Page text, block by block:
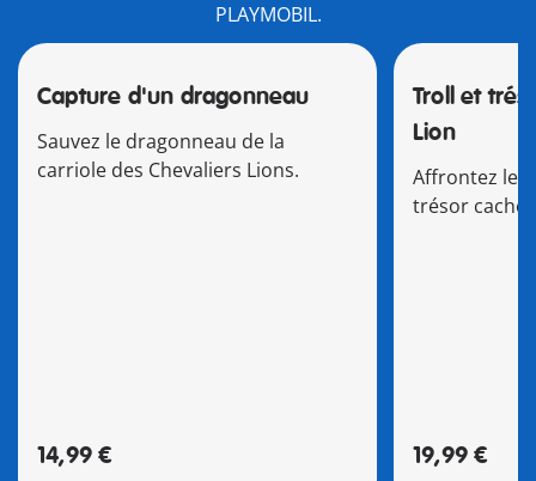
PLAYMOBIL.
Capture d'un dragonneau
Sauvez le dragonneau de la
carriole des Chevaliers Lions.
14,99 €
Troll et
Lion
Affrontez le
trésor caché
19,99 €